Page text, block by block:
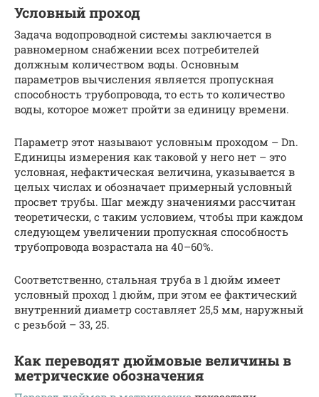
Условный проход
Задача водопроводной системы заключается в
равномерном снабжении всех потребителей
должным количеством воды. Основным
параметров вычисления является пропускная
способность трубопровода, то есть то количество
воды, которое может пройти за единицу времени.
Параметр этот называют условным проходом – Dn.
Единицы измерения как таковой у него нет – это
условная, нефактическая величина, указывается в
целых числах и обозначает примерный условный
просвет трубы. Шаг между значениями рассчитан
теоретически, с таким условием, чтобы при каждом
следующем увеличении пропускная способность
трубопровода возрастала на 40–60%.
Соответственно, стальная труба в 1 дюйм имеет
условный проход 1 дюйм, при этом ее фактический
внутренний диаметр составляет 25,5 мм, наружный
с резьбой – 33, 25.
Как переводят дюймовые величины в
метрические обозначения